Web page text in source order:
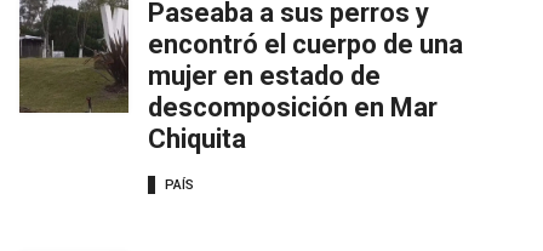
Paseaba a sus perros y
encontró el cuerpo de una
mujer en estado de
descomposición en Mar
Chiquita
PAÍS